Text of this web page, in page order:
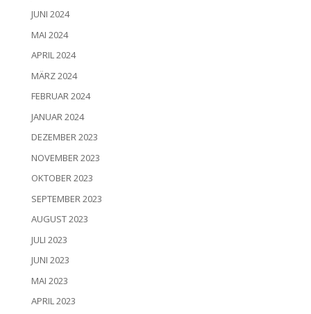
JUNI 2024
MAI 2024
APRIL 2024
MÄRZ 2024
FEBRUAR 2024
JANUAR 2024
DEZEMBER 2023
NOVEMBER 2023
OKTOBER 2023
SEPTEMBER 2023
AUGUST 2023
JULI 2023
JUNI 2023
MAI 2023
APRIL 2023